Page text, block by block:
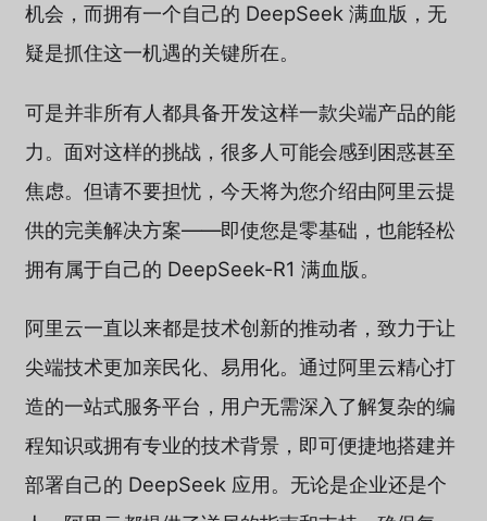
机会，而拥有一个自己的 DeepSeek 满血版，无
疑是抓住这一机遇的关键所在。
可是并非所有人都具备开发这样一款尖端产品的能
力。面对这样的挑战，很多人可能会感到困惑甚至
焦虑。但请不要担忧，今天将为您介绍由阿里云提
供的完美解决方案——即使您是零基础，也能轻松
拥有属于自己的 DeepSeek-R1 满血版。
阿里云一直以来都是技术创新的推动者，致力于让
尖端技术更加亲民化、易用化。通过阿里云精心打
造的一站式服务平台，用户无需深入了解复杂的编
程知识或拥有专业的技术背景，即可便捷地搭建并
部署自己的 DeepSeek 应用。无论是企业还是个